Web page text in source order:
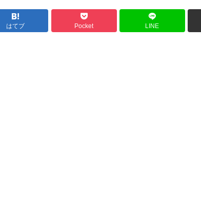
はてブ Pocket LINE